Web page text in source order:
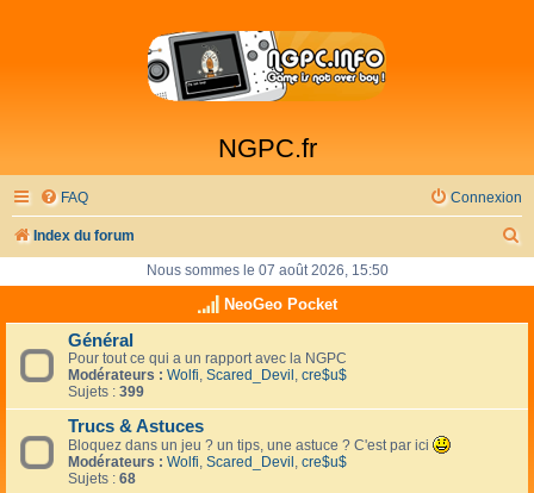
NGPC.fr
FAQ Connexion
Index du forum
h
Nous sommes le 07 août 2026, 15:50
NeoGeo Pocket
Général
Pour tout ce qui a un rapport avec la NGPC
Modérateurs : Wolfi, Scared_Devil , cre$u$
Sujets : 399
Trucs & Astuces
Bloquez dans un jeu ? un tips, une astuce ? C'est par ici
Modérateurs : Wolfi, Scared_Devil , cre$u$
Sujets : 68